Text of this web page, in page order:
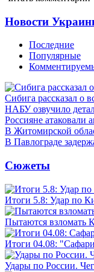
Новости
Последние
Популярные
Сибига рассказал о
НАБУ озвучило
Россияне атаковали
В Житомирской
В Павлограде
Сюжеты
Итоги 5.8: Удар по
Пытаются взломать
Итоги 04.08:
Удары по России.